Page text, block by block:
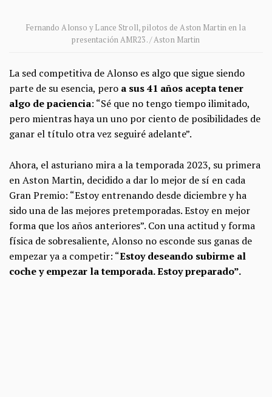
Fernando Alonso y Lance Stroll, pilotos de Aston Martin en la
presentación AMR23. / Aston Martin
La sed competitiva de Alonso es algo que sigue siendo
parte de su esencia, pero a sus 41 años acepta tener
algo de paciencia: “Sé que no tengo tiempo ilimitado,
pero mientras haya un uno por ciento de posibilidades de
ganar el título otra vez seguiré adelante”.
Ahora, el asturiano mira a la temporada 2023, su primera
en Aston Martin, decidido a dar lo mejor de sí en cada
Gran Premio: “Estoy entrenando desde diciembre y ha
sido una de las mejores pretemporadas. Estoy en mejor
forma que los años anteriores”. Con una actitud y forma
física de sobresaliente, Alonso no esconde sus ganas de
empezar ya a competir: “Estoy deseando subirme al
coche y empezar la temporada. Estoy preparado”.